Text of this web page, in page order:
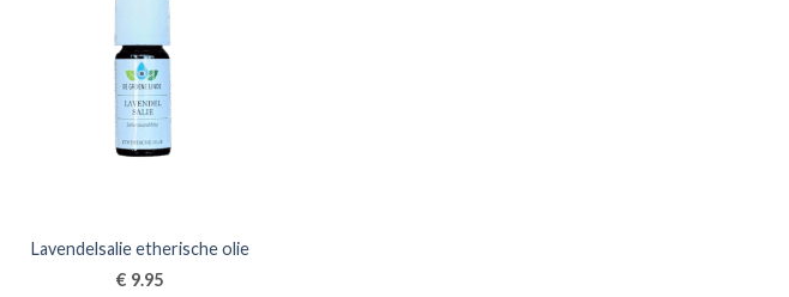
Lavendelsalie etherische olie
€ 9.95